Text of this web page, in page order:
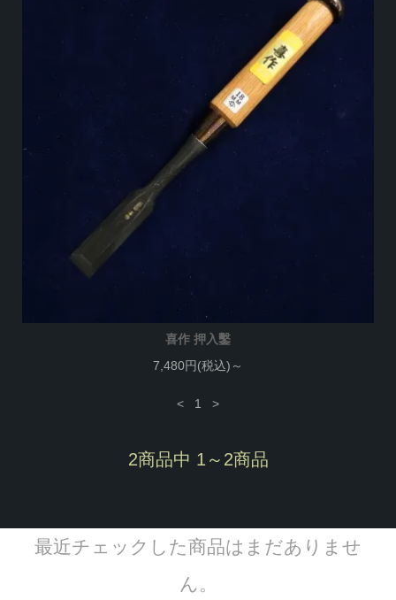
喜作 押入鑿
7,480円(税込)～
< 1 >
2商品中 1～2商品
最近チェックした商品はまだありませ
ん。